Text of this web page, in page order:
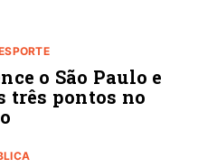
o São Paulo e
três pontos no